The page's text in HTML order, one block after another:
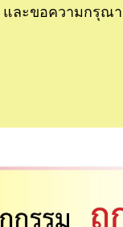
ละขอความกรุณ